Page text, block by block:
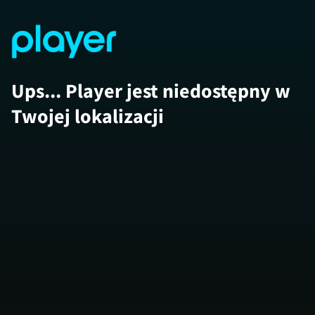
Ups... Player jest niedostępny w
Twojej lokalizacji